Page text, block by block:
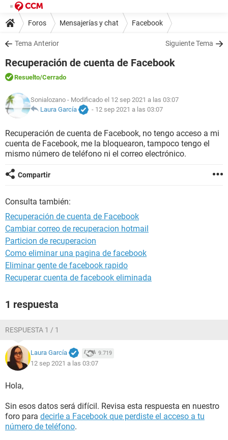
Foros Mensajerías y chat Facebook
Tema Anterior Siguiente Tema
Recuperación de cuenta de Facebook
Resuelto/Cerrado
Sonialozano - Modificado el 12 sep 2021 a las 03:07
Laura García
- 12 sep 2021 a las 03:07
Recuperación de cuenta de Facebook, no tengo acceso a mi
cuenta de Facebook, me la bloquearon, tampoco tengo el
mismo número de teléfono ni el correo electrónico.
Compartir
Consulta también:
Recuperación de cuenta de Facebook
Cambiar correo de recuperacion hotmail
Particion de recuperacion
Como eliminar una pagina de facebook
Eliminar gente de facebook rapido
Recuperar cuenta de facebook eliminada
1 respuesta
RESPUESTA 1 / 1
Laura García 9.719
12 sep 2021 a las 03:07
Hola,
Sin esos datos será difícil. Revisa esta respuesta en nuestro
foro para decirle a Facebook que perdiste el acceso a tu
número de teléfono.